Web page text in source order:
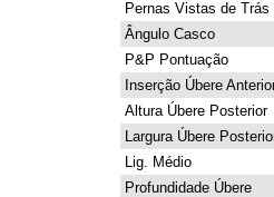
Pernas Vistas de Trás
Ângulo Casco
P&P Pontuação
Inserção Úbere
Altura Úbere Posterior
Largura Úbere
Lig. Médio
Profundidade Úbere